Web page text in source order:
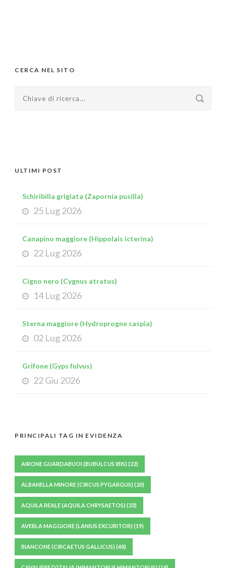
CERCA NEL SITO
ULTIMI POST
Schiribilla grigiata (Zapornia pusilla)
25 Lug 2026
Canapino maggiore (Hippolais icterina)
22 Lug 2026
Cigno nero (Cygnus atratus)
14 Lug 2026
Sterna maggiore (Hydroprogne caspia)
02 Lug 2026
Grifone (Gyps fulvus)
22 Giu 2026
PRINCIPALI TAG IN EVIDENZA
AIRONE GUARDABUOI (BUBULCUS IBIS) (22)
ALBANELLA MINORE (CIRCUS PYGARGUS) (20)
AQUILA REALE (AQUILA CHRYSAETOS) (33)
AVERLA MAGGIORE (LANIUS EXCUBITOR) (19)
BIANCONE (CIRCAETUS GALLICUS) (48)